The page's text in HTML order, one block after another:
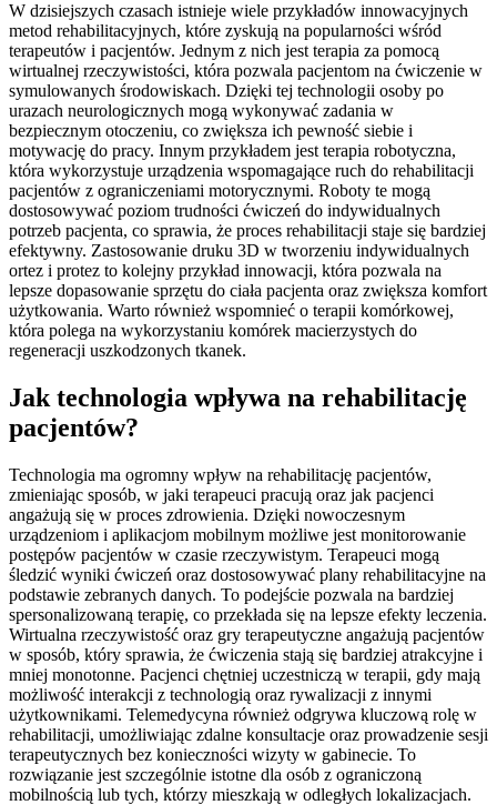
W dzisiejszych czasach istnieje wiele przykładów innowacyjnych
metod rehabilitacyjnych, które zyskują na popularności wśród
terapeutów i pacjentów. Jednym z nich jest terapia za pomocą
wirtualnej rzeczywistości, która pozwala pacjentom na ćwiczenie w
symulowanych środowiskach. Dzięki tej technologii osoby po
urazach neurologicznych mogą wykonywać zadania w
bezpiecznym otoczeniu, co zwiększa ich pewność siebie i
motywację do pracy. Innym przykładem jest terapia robotyczna,
która wykorzystuje urządzenia wspomagające ruch do rehabilitacji
pacjentów z ograniczeniami motorycznymi. Roboty te mogą
dostosowywać poziom trudności ćwiczeń do indywidualnych
potrzeb pacjenta, co sprawia, że proces rehabilitacji staje się bardziej
efektywny. Zastosowanie druku 3D w tworzeniu indywidualnych
ortez i protez to kolejny przykład innowacji, która pozwala na
lepsze dopasowanie sprzętu do ciała pacjenta oraz zwiększa komfort
użytkowania. Warto również wspomnieć o terapii komórkowej,
która polega na wykorzystaniu komórek macierzystych do
regeneracji uszkodzonych tkanek.
Jak technologia wpływa na rehabilitację
pacjentów?
Technologia ma ogromny wpływ na rehabilitację pacjentów,
zmieniając sposób, w jaki terapeuci pracują oraz jak pacjenci
angażują się w proces zdrowienia. Dzięki nowoczesnym
urządzeniom i aplikacjom mobilnym możliwe jest monitorowanie
postępów pacjentów w czasie rzeczywistym. Terapeuci mogą
śledzić wyniki ćwiczeń oraz dostosowywać plany rehabilitacyjne na
podstawie zebranych danych. To podejście pozwala na bardziej
spersonalizowaną terapię, co przekłada się na lepsze efekty leczenia.
Wirtualna rzeczywistość oraz gry terapeutyczne angażują pacjentów
w sposób, który sprawia, że ćwiczenia stają się bardziej atrakcyjne i
mniej monotonne. Pacjenci chętniej uczestniczą w terapii, gdy mają
możliwość interakcji z technologią oraz rywalizacji z innymi
użytkownikami. Telemedycyna również odgrywa kluczową rolę w
rehabilitacji, umożliwiając zdalne konsultacje oraz prowadzenie sesji
terapeutycznych bez konieczności wizyty w gabinecie. To
rozwiązanie jest szczególnie istotne dla osób z ograniczoną
mobilnością lub tych, którzy mieszkają w odległych lokalizacjach.